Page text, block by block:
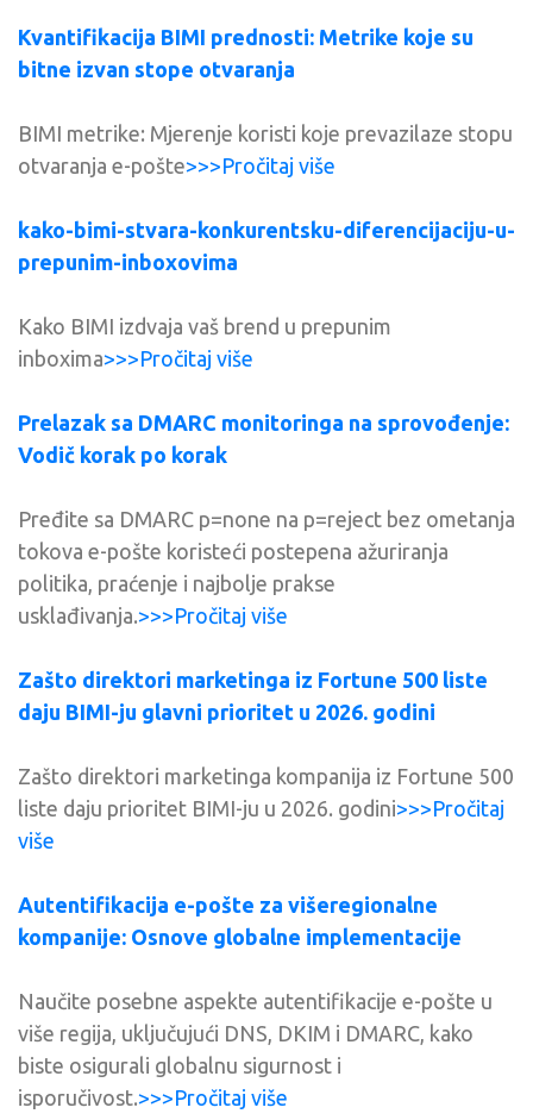
Kvantifikacija BIMI prednosti: Metrike koje su
bitne izvan stope otvaranja
BIMI metrike: Mjerenje koristi koje prevazilaze stopu
otvaranja e-pošte>>>Pročitaj više
kako-bimi-stvara-konkurentsku-diferencijaciju-u-
prepunim-inboxovima
Kako BIMI izdvaja vaš brend u prepunim
inboxima>>>Pročitaj više
Prelazak sa DMARC monitoringa na sprovođenje:
Vodič korak po korak
Pređite sa DMARC p=none na p=reject bez ometanja
tokova e-pošte koristeći postepena ažuriranja
politika, praćenje i najbolje prakse
usklađivanja.>>>Pročitaj više
Zašto direktori marketinga iz Fortune 500 liste
daju BIMI-ju glavni prioritet u 2026. godini
Zašto direktori marketinga kompanija iz Fortune 500
liste daju prioritet BIMI-ju u 2026. godini>>>Pročitaj
više
Autentifikacija e-pošte za višeregionalne
kompanije: Osnove globalne implementacije
Naučite posebne aspekte autentifikacije e-pošte u
više regija, uključujući DNS, DKIM i DMARC, kako
biste osigurali globalnu sigurnost i
isporučivost.>>>Pročitaj više